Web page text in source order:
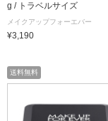
g / トラベルサイズ
メイクアップフォーエバー
¥3,190
送料無料